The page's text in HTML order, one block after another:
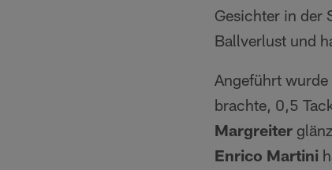
Gesichter in der
Ballverlust und
Angeführt
brachte, 0,5
Margreiter
Enrico Martini